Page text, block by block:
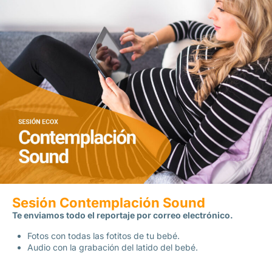
Sesión Contemplación Sound
Te enviamos todo el reportaje por correo electrónico.
Fotos con todas las fotitos de tu bebé.
Audio con la grabación del latido del bebé.